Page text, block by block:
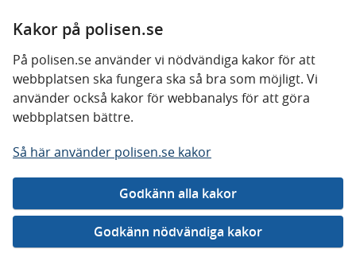
Kakor på polisen.se
På polisen.se använder vi nödvändiga kakor för att
webbplatsen ska fungera ska så bra som möjligt. Vi
använder också kakor för webbanalys för att göra
webbplatsen bättre.
Så här använder polisen.se kakor